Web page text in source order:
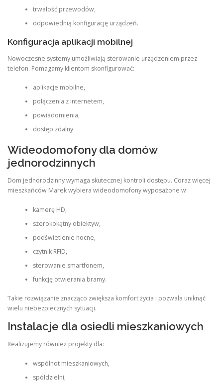
trwałość przewodów,
odpowiednią konfigurację urządzeń.
Konfiguracja aplikacji mobilnej
Nowoczesne systemy umożliwiają sterowanie urządzeniem przez
telefon. Pomagamy klientom skonfigurować:
aplikacje mobilne,
połączenia z internetem,
powiadomienia,
dostęp zdalny.
Wideodomofony dla domów
jednorodzinnych
Dom jednorodzinny wymaga skutecznej kontroli dostępu. Coraz więcej
mieszkańców Marek wybiera wideodomofony wyposażone w:
kamerę HD,
szerokokątny obiektyw,
podświetlenie nocne,
czytnik RFID,
sterowanie smartfonem,
funkcję otwierania bramy.
Takie rozwiązanie znacząco zwiększa komfort życia i pozwala uniknąć
wielu niebezpiecznych sytuacji.
Instalacje dla osiedli mieszkaniowych
Realizujemy również projekty dla:
wspólnot mieszkaniowych,
spółdzielni,